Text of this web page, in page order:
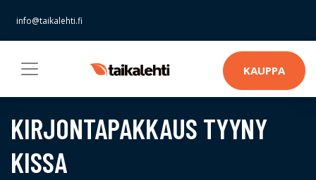
info@taikalehti.fi
KAUPPA
KIRJONTAPAKKAUS TYYNY
KISSA